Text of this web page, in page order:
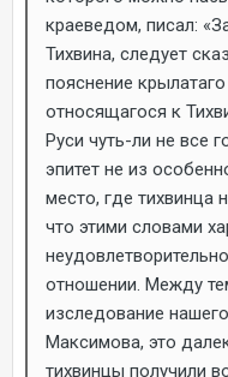
краеведом, писал:
Тихвина, следует
пояснение
относящагося к
Руси чуть-ли не все
эпитет не из
место, где тихвинца
что этими словами
отношении. Между
изследование
Максимова, это
тихвинцы получили